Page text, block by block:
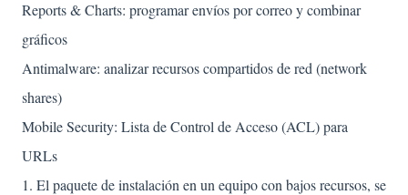
Reports & Charts: programar envíos por correo y combinar
gráficos
Antimalware: analizar recursos compartidos de red (network
shares)
Mobile Security: Lista de Control de Acceso (ACL) para
URLs
1. El paquete de instalación en un equipo con bajos recursos, se